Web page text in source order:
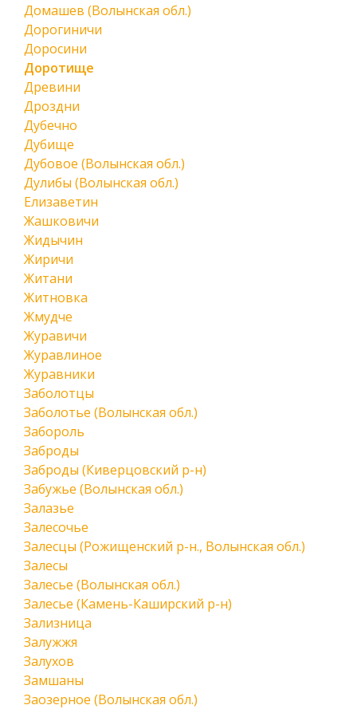
Домашев (Волынская обл.)
Дорогиничи
Доросини
Доротище
Древини
Дроздни
Дубечно
Дубище
Дубовое (Волынская обл.)
Дулибы (Волынская обл.)
Елизаветин
Жашковичи
Жидычин
Жиричи
Житани
Житновка
Жмудче
Журавичи
Журавлиное
Журавники
Заболотцы
Заболотье (Волынская обл.)
Забороль
Заброды
Заброды (Киверцовский р-н)
Забужье (Волынская обл.)
Залазье
Залесочье
Залесцы (Рожищенский р-н., Волынская обл.)
Залесы
Залесье (Волынская обл.)
Залесье (Камень-Каширский р-н)
Зализница
Залужжя
Залухов
Замшаны
Заозерное (Волынская обл.)